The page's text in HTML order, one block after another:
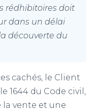
rédhibitoires doit
dans un délai
découverte du
cachés, le Client
1644 du Code civil,
vente et une